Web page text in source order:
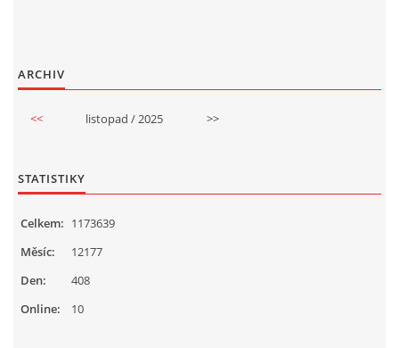
ARCHIV
<< listopad / 2025 >>
STATISTIKY
Online: 10
Celkem: 1173639
Měsíc:
12177
Den:
408